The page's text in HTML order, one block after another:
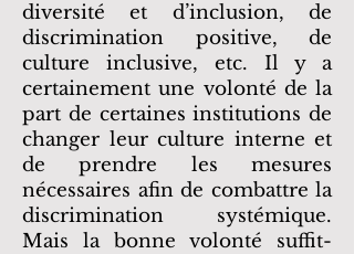
diversité et d’inclusion, de
discrimination positive, de
culture inclusive, etc. Il y a
certainement une volonté de la
part de certaines institutions de
changer leur culture interne et
de prendre les mesures
nécessaires afin de combattre la
discrimination systémique.
Mais la bonne volonté suffit-